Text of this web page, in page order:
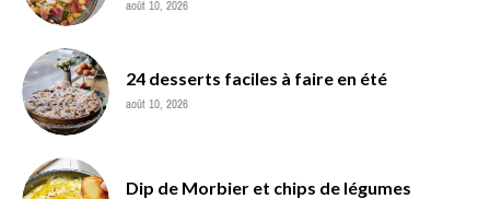
août 10, 2026
24 desserts faciles à faire en été
août 10, 2026
Dip de Morbier et chips de légumes